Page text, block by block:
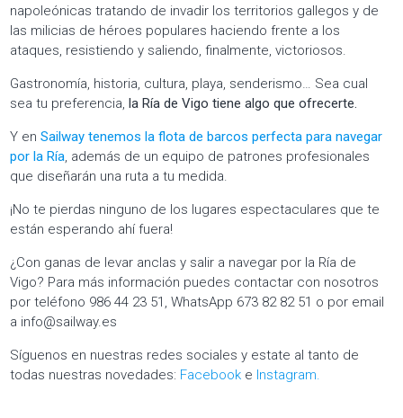
napoleónicas tratando de invadir los territorios gallegos y de
las milicias de héroes populares haciendo frente a los
ataques, resistiendo y saliendo, finalmente, victoriosos.
Gastronomía, historia, cultura, playa, senderismo… Sea cual
sea tu preferencia,la Ría de Vigo tiene algo que ofrecerte.
Y enSailway tenemos la flota de barcos perfecta para navegar
por la Ría, además de un equipo de patrones profesionales
que diseñarán una ruta a tu medida.
¡No te pierdas ninguno de los lugares espectaculares que te
están esperando ahí fuera!
¿Con ganas de levar anclas y salir a navegar por la Ría de
Vigo? Para más información puedes contactar con nosotros
por teléfono 986 44 23 51, WhatsApp 673 82 82 51 o por email
a info@sailway.es
Síguenos en nuestras redes sociales y estate al tanto de
todas nuestras novedades: Facebook e Instagram.